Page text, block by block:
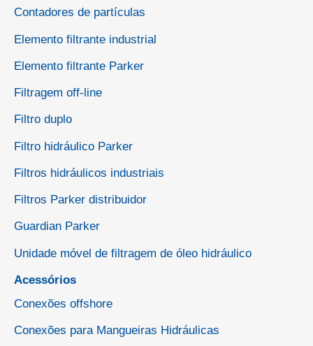
Contadores de partículas
Elemento filtrante industrial
Elemento filtrante Parker
Filtragem off-line
Filtro duplo
Filtro hidráulico Parker
Filtros hidráulicos industriais
Filtros Parker distribuidor
Guardian Parker
Unidade móvel de filtragem de óleo hidráulico
Acessórios
Conexões offshore
Conexões para Mangueiras Hidráulicas